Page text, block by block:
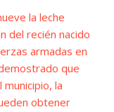
la leche
del recién nacido
armadas en
que
la
obtener